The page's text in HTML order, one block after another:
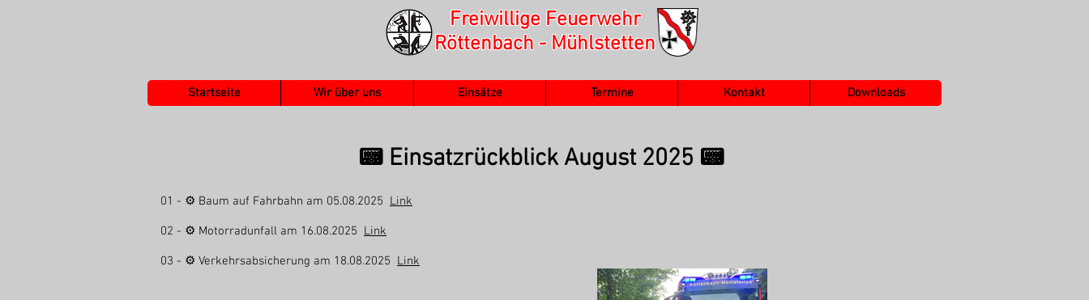
Freiwillige Feuerwehr
Röttenbach - Mühlstetten
Startseite Wir über uns Einsätze Termine Kontakt Downloads
📟 Einsatzrückblick August 2025 📟
01 - ⚙ Baum auf Fahrbahn am 05.08.2025 Link
02 - ⚙ Motorradunfall am 16.08.2025 Link
03 - ⚙ Verkehrsabsicherung am 18.08.2025 Link